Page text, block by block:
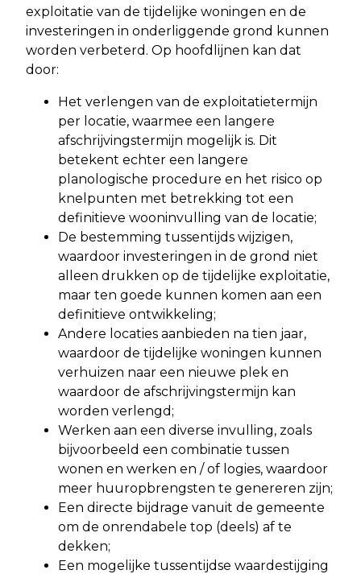
exploitatie van de tijdelijke woningen en de
investeringen in onderliggende grond kunnen
worden verbeterd. Op hoofdlijnen kan dat
door:
Het verlengen van de exploitatietermijn
per locatie, waarmee een langere
afschrijvingstermijn mogelijk is. Dit
betekent echter een langere
planologische procedure en het risico op
knelpunten met betrekking tot een
definitieve wooninvulling van de locatie;
De bestemming tussentijds wijzigen,
waardoor investeringen in de grond niet
alleen drukken op de tijdelijke exploitatie,
maar ten goede kunnen komen aan een
definitieve ontwikkeling;
Andere locaties aanbieden na tien jaar,
waardoor de tijdelijke woningen kunnen
verhuizen naar een nieuwe plek en
waardoor de afschrijvingstermijn kan
worden verlengd;
Werken aan een diverse invulling, zoals
bijvoorbeeld een combinatie tussen
wonen en werken en / of logies, waardoor
meer huuropbrengsten te genereren zijn;
Een directe bijdrage vanuit de gemeente
om de onrendabele top (deels) af te
dekken;
Een mogelijke tussentijdse waardestijging